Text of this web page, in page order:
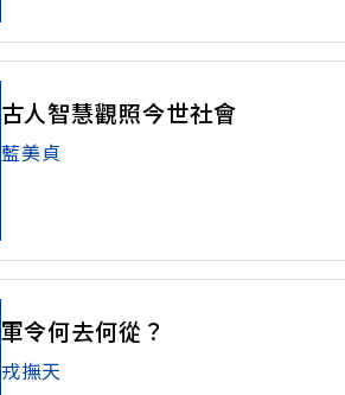
古人智慧觀照今世社會
藍美貞
軍令何去何從？
戎撫天